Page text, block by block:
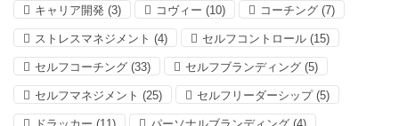
キャリア開発 (3) コヴィー (10) コーチング (7)
ストレスマネジメント (4) セルフコントロール (15)
セルフコーチング (33) セルフブランディング (5)
セルフマネジメント (25) セルフリーダーシップ(5)